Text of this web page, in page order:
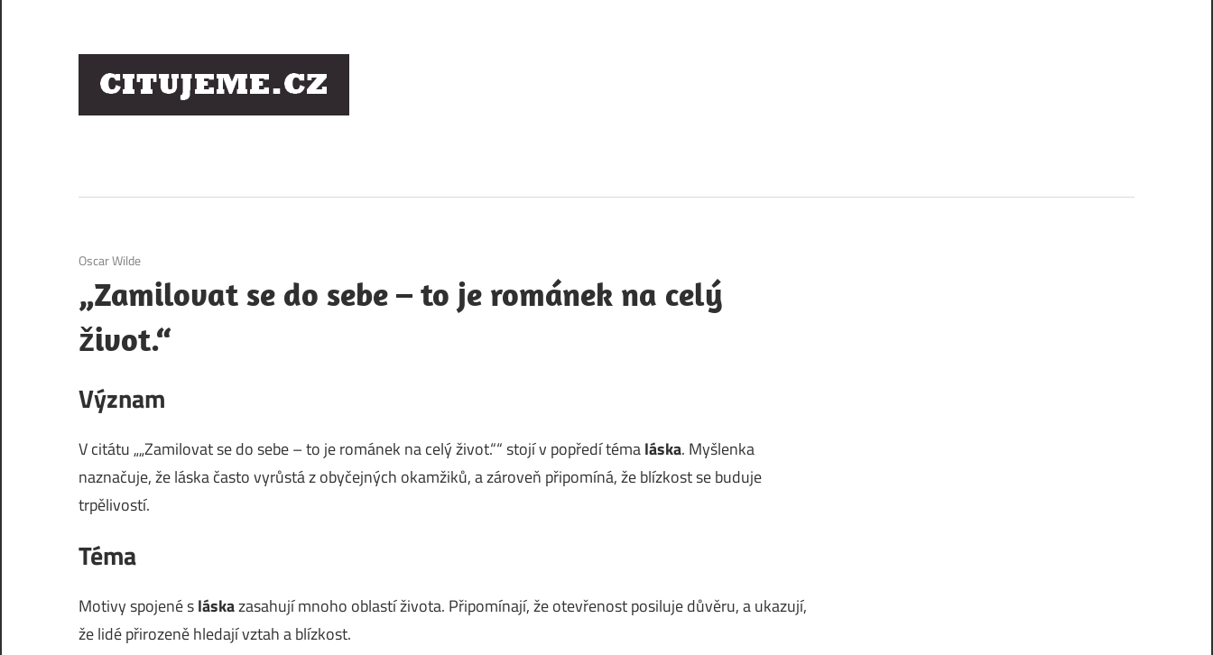
osobností
1. 12. 2020
Oscar Wilde
„Zamilovat se do sebe – to je románek na celý
život.“
Význam
V citátu „„Zamilovat se do sebe – to je románek na celý život.““ stojí v popředí témaláska. Myšlenka
naznačuje, že láska často vyrůstá z obyčejných okamžiků, a zároveň připomíná, že blízkost se buduje
trpělivostí.
Téma
Motivy spojené sláskazasahují mnoho oblastí života. Připomínají, že otevřenost posiluje důvěru, a ukazují,
že lidé přirozeně hledají vztah a blízkost.